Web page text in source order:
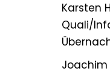
Karsten
Quali/
Joachim